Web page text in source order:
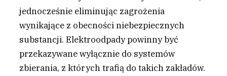
jednocześnie eliminując zagrożenia
wynikające z obecności niebezpiecznych
substancji. Elektroodpady powinny być
przekazywane wyłącznie do systemów
zbierania, z których trafią do takich zakładów.